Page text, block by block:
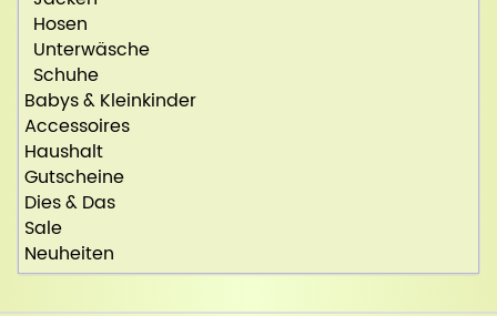
Hosen
Unterwäsche
Schuhe
Babys & Kleinkinder
Accessoires
Haushalt
Gutscheine
Dies & Das
Sale
Neuheiten